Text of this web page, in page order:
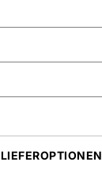
LIEFEROPTIONEN